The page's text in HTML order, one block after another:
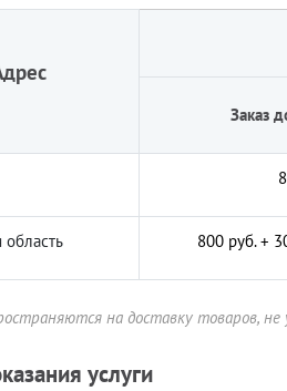
Заказ
область 800 руб. +
на доставку товаров, не
услуги